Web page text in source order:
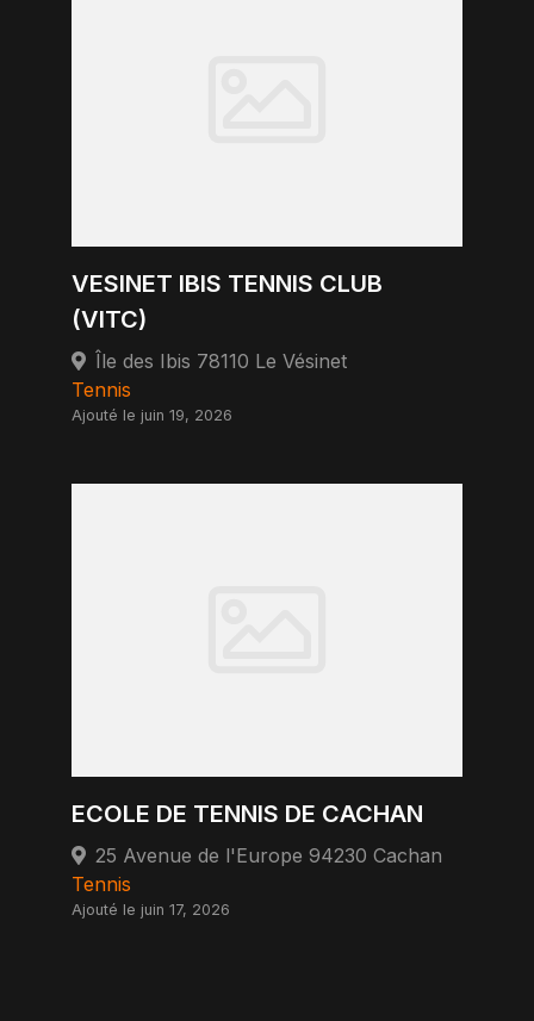
VESINET IBIS TENNIS CLUB
(VITC)
Île des Ibis 78110 Le Vésinet
Tennis
Ajouté le juin 19, 2026
ECOLE DE TENNIS DE CACHAN
25 Avenue de l'Europe 94230 Cachan
Tennis
Ajouté le juin 17, 2026